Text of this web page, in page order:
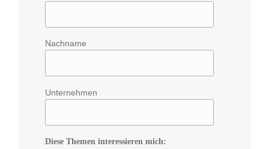
Nachname
Unternehmen
Diese Themen interessieren mich: